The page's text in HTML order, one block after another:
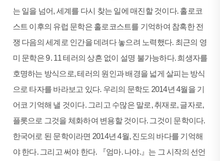
는 일을 넘어, 세계를 다시 찾는 일에 매진할 것이다. 홀로코
스트 이후의 유럽 문학은 홀로코스트를 기억하여 참혹한 전
쟁 다음의 세계로 인간을 데려다 놓으려 노력했다. 최근의 영
미 문학은 9․11 테러의 상흔 없이 설명 불가능하다. 희생자를
호명하는 방식으로, 테러의 원인과 배경을 넓게 살피는 방식
으로 타자를 바라보고 있다. 우리의 문학도 2014년 4월을 기
어코 기억해 낼 것이다. 그리고 수많은 말로, 취재로, 글자로,
플롯으로 그것을 체화하여 변용할 것이다. 그것이 문학이다.
한국어로 된 문학이라면 2014년 4월, 진도의 바다를 기억해
야 한다. 그리고 써야 한다. 『엄마. 나야.』는 그 시작의 선언